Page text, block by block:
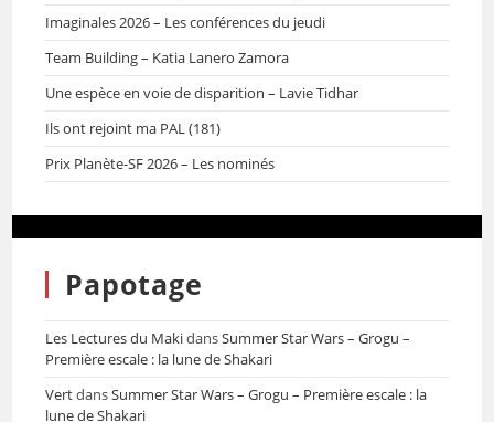
Imaginales 2026 – Les conférences du jeudi
Team Building – Katia Lanero Zamora
Une espèce en voie de disparition – Lavie Tidhar
Ils ont rejoint ma PAL (181)
Prix Planète-SF 2026 – Les nominés
Papotage
Les Lectures du MakidansSummer Star Wars – Grogu –
Première escale : la lune de Shakari
VertdansSummer Star Wars – Grogu – Première escale : la
lune de Shakari